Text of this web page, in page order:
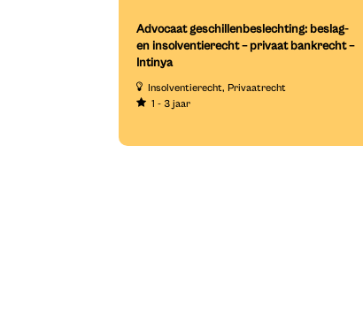
Advocaat geschillenbeslechting: beslag-
en insolventierecht – privaat bankrecht –
Intinya
Insolventierecht Privaatrecht
1 - 3 jaar